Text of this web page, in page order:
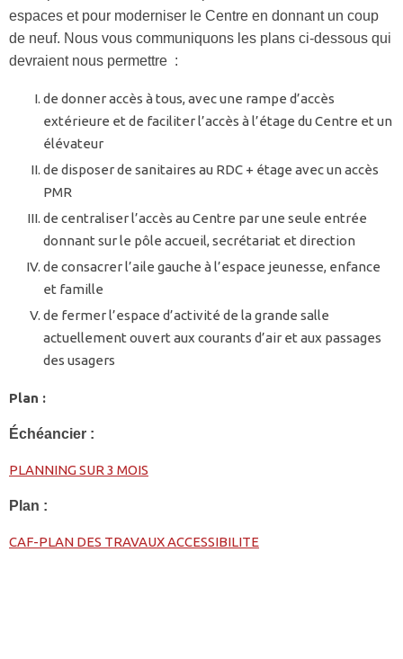
espaces et pour moderniser le Centre en donnant un coup
de neuf. Nous vous communiquons les plans ci-dessous qui
devraient nous permettre :
de donner accès à tous, avec une rampe d’accès
extérieure et de faciliter l’accès à l’étage du Centre et un
élévateur
de disposer de sanitaires au RDC + étage avec un accès
PMR
de centraliser l’accès au Centre par une seule entrée
donnant sur le pôle accueil, secrétariat et direction
de consacrer l’aile gauche à l’espace jeunesse, enfance
et famille
de fermer l’espace d’activité de la grande salle
actuellement ouvert aux courants d’air et aux passages
des usagers
Plan :
Échéancier :
PLANNING SUR 3 MOIS
Plan :
CAF-PLAN DES TRAVAUX ACCESSIBILITE